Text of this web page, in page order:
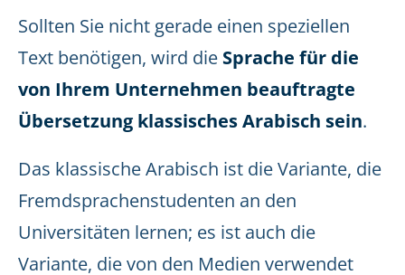
Sollten Sie nicht gerade einen speziellen
Text benötigen, wird die Sprache für die
von Ihrem Unternehmen beauftragte
Übersetzung klassisches Arabisch sein.
Das klassische Arabisch ist die Variante, die
Fremdsprachenstudenten an den
Universitäten lernen; es ist auch die
Variante, die von den Medien verwendet